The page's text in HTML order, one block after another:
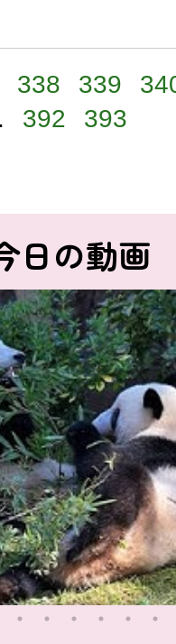
338 339
392 393
日の動画